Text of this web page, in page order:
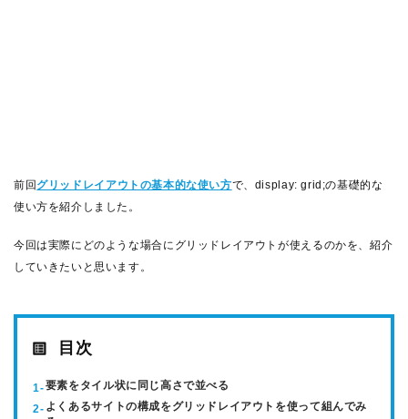
前回 グリッドレイアウトの基本的な使い方で、display: grid;の基礎的な
使い方を紹介しました。
今回は実際にどのような場合にグリッドレイアウトが使えるのかを、紹介
していきたいと思います。
目次
要素をタイル状に同じ高さで並べる
よくあるサイトの構成をグリッドレイアウトを使って組んでみ